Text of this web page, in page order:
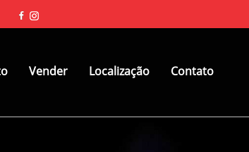
Vender Localização Contato